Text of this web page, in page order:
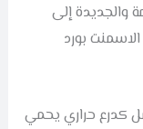
والجديدة إلى
بورد
كدرع حراري يحمي